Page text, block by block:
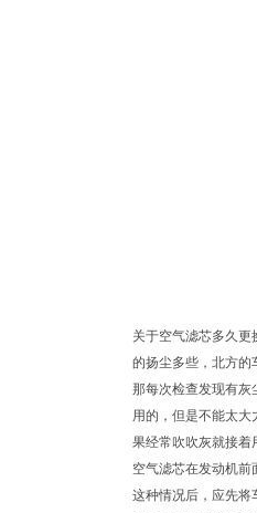
关于空气滤芯多久
的扬尘多些，北方的
那每次检查发现有灰
用的，但是不能太
果经常吹吹灰就接着
空气滤芯在发动机
这种情况后，应先将